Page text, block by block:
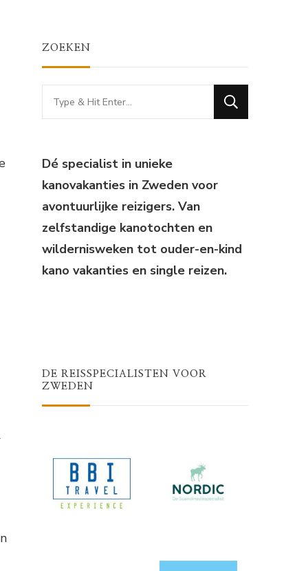
ZOEKEN
Looking
for
Dé specialist in unieke
kanovakanties in Zweden voor
avontuurlijke reizigers. Van
zelfstandige kanotochten en
wildernisweken tot ouder-en-kind
kano vakanties en single reizen.
DE REISSPECIALISTEN VOOR
ZWEDEN